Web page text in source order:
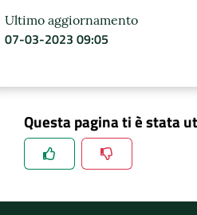
Ultimo aggiornamento
07-03-2023 09:05
Questa pagina ti è stata
Spiegaci perchè, e aiutaci a